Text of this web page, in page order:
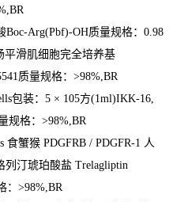
Boc-Arg(Pbf)-OH质量规格： 0.98
平滑肌细胞完全培养基
质量规格： >98%,BR
包装： 5 × 105方(1ml)IKK-16,
规格： >98%,BR
食蟹猴 PDGFRB / PDGFR-1 人
列汀琥珀酸盐 Trelagliptin
： >98%,BR